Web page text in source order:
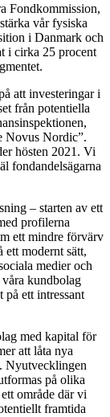
Fondkommission,
vår fysiska
i Danmark och
i cirka 25 procent
att investeringar i
från potentiella
Novus Nordic”.
hösten 2021. Vi
fondandelsägarna
– starten av ett
profilerna
ett mindre förvärv
ett modernt sätt,
medier och
kundbolag
ett intressant
med kapital för
att låta nya
Nyutvecklingen
på olika
område där vi
framtida